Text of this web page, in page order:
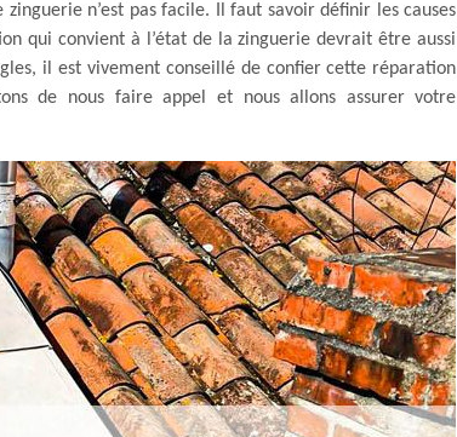
n’est pas facile. Il faut savoir définir les causes
qui convient à l’état de la zinguerie devrait être aussi
il est vivement conseillé de confier cette réparation
de nous faire appel et nous allons assurer votre